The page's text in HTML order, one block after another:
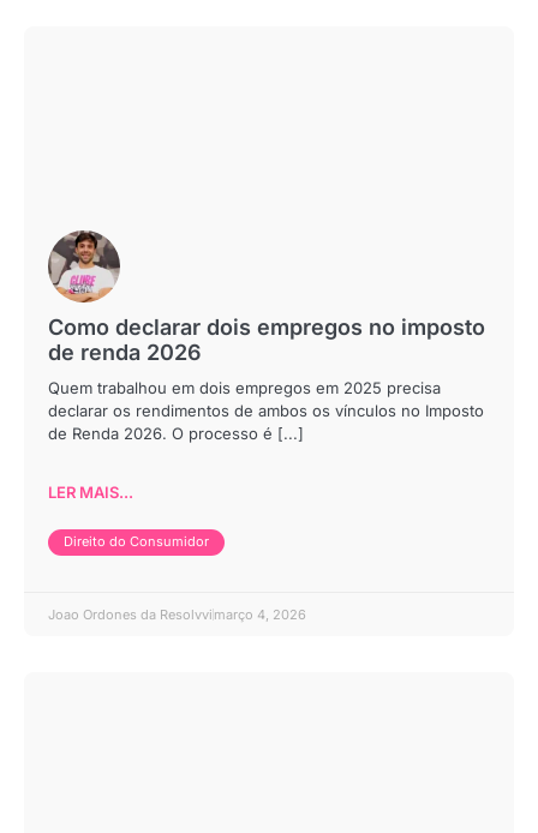
Como declarar dois empregos no imposto
de renda 2026
Quem trabalhou em dois empregos em 2025 precisa
declarar os rendimentos de ambos os vínculos no Imposto
de Renda 2026. O processo é [...]
LER MAIS...
Direito do Consumidor
Joao Ordones da Resolvvi março 4, 2026